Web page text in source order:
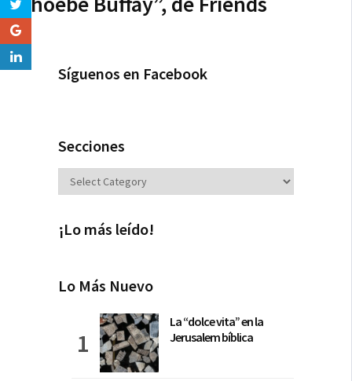
Síguenos en Facebook
Secciones
Secciones
¡Lo más leído!
Lo Más Nuevo
La “dolce vita” en la
Jerusalem bíblica